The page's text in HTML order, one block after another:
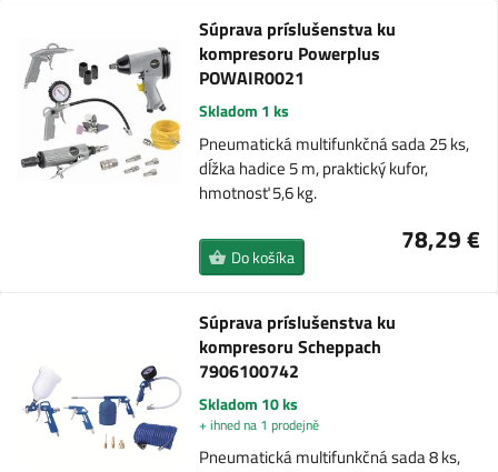
Súprava príslušenstva ku
kompresoru Powerplus
POWAIR0021
Skladom 1 ks
Pneumatická multifunkčná sada 25 ks,
dĺžka hadice 5 m, praktický kufor,
hmotnosť 5,6 kg.
78,29 €
Do košíka
Súprava príslušenstva ku
kompresoru Scheppach
7906100742
Skladom 10 ks
+ ihned na 1 prodejně
Pneumatická multifunkčná sada 8 ks,